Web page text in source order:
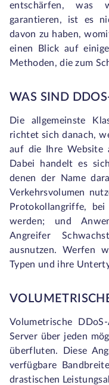
entschärfen, was
garantieren, ist es
davon zu haben,
einen Blick auf
Methoden, die zum
WAS SIND
Die allgemeinste
richtet sich danach,
auf die Ihre Website
Dabei handelt es
denen der Name
Verkehrsvolumen
Protokollangriffe,
werden; und
Angreifer
ausnutzen. Werfen
Typen und ihre
Volumetrische
Server über jeden
überfluten. Diese
verfügbare
drastischen